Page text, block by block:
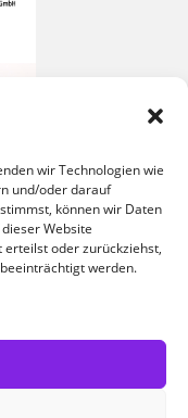
wir Technologien wie
und/oder darauf
können wir Daten
Website
oder zurückziehst,
werden.